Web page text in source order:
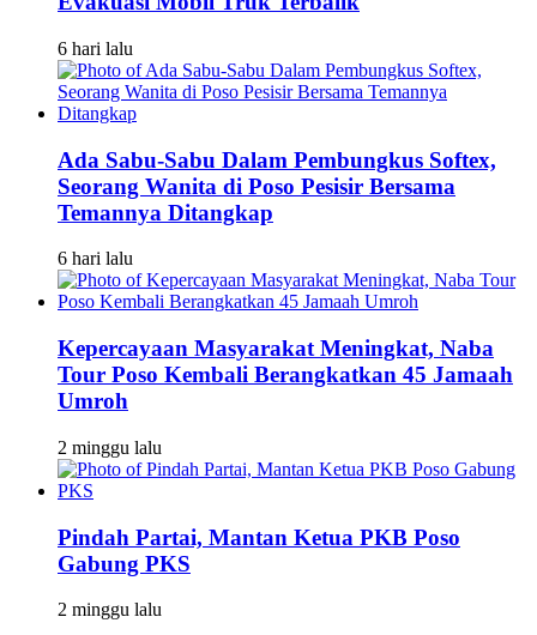
6 hari lalu
Ada Sabu-Sabu Dalam Pembungkus Softex,
Seorang Wanita di Poso Pesisir Bersama
Temannya Ditangkap
6 hari lalu
Kepercayaan Masyarakat Meningkat, Naba
Tour Poso Kembali Berangkatkan 45 Jamaah
Umroh
2 minggu lalu
Pindah Partai, Mantan Ketua PKB Poso
Gabung PKS
2 minggu lalu